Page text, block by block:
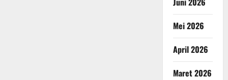
Mei 2026
April 2026
Maret 2026